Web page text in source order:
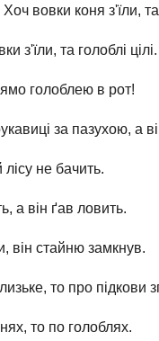
вовки коня з'їли,
з'їли, та голоблі цілі.
голоблею в рот!
за пазухою, а
не бачить.
а він ґав ловить.
він стайню замкнув.
то про підкови
то по голоблях.